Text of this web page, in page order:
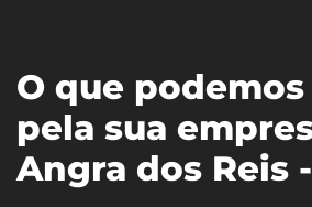
O que
pela sua
Angra dos Reis